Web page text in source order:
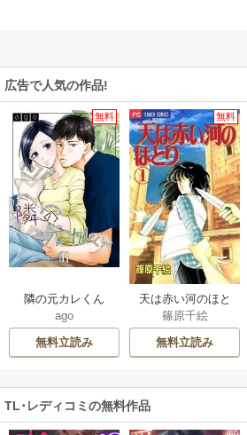
広告で人気の作品!
無料
隣の元カレくん
ago
無料立読み
無料
天は赤い河のほと
り
篠原千絵
無料立読み
TL･レディコミの無料作品